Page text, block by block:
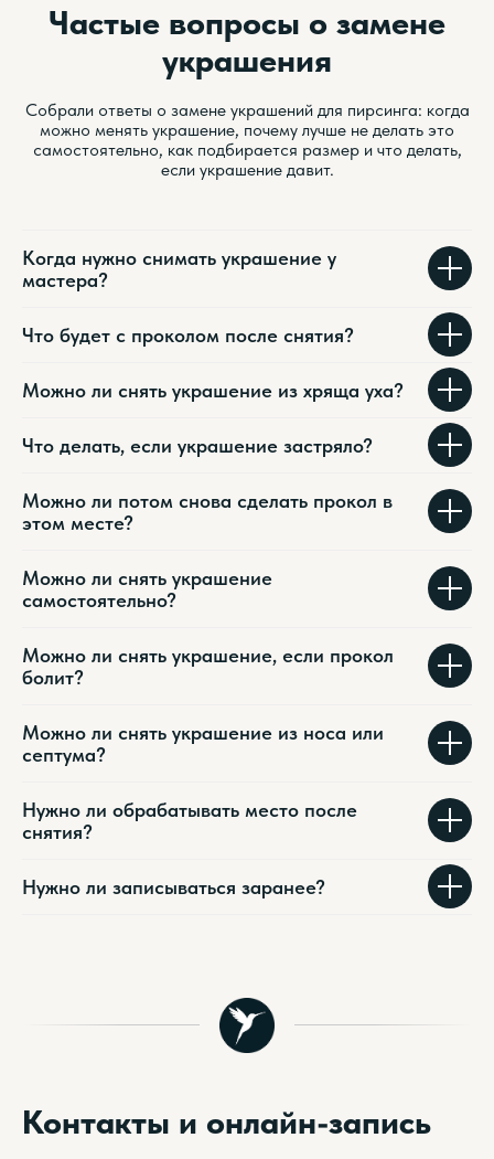
Частые вопросы о замене
украшения
Собрали ответы о замене украшений для пирсинга: когда
можно менять украшение, почему лучше не делать это
самостоятельно, как подбирается размер и что делать,
если украшение давит.
Когда нужно снимать украшение у
мастера?
Что будет с проколом после снятия?
Можно ли снять украшение из хряща уха?
Что делать, если украшение застряло?
Можно ли потом снова сделать прокол в
этом месте?
Можно ли снять украшение
самостоятельно?
Можно ли снять украшение, если прокол
болит?
Можно ли снять украшение из носа или
септума?
Нужно ли обрабатывать место после
снятия?
Нужно ли записываться заранее?
Контакты и онлайн-запись